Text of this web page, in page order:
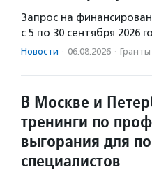
Запрос на
с 5 по 30 сентября 2026
Новости · 06.08.2026 ·
В Москве и
тренинги по
выгорания для
специалистов